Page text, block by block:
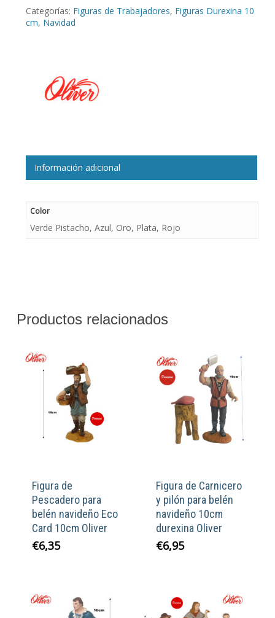
Categorías: Figuras de Trabajadores, Figuras Durexina 10
cm, Navidad
Información adicional
Color
Verde Pistacho, Azul, Oro, Plata, Rojo
Productos relacionados
Figura de
Pescadero para
belén navideño Eco
Card 10cm Oliver
€6,35
Figura de Carnicero
y pilón para belén
navideño 10cm
durexina Oliver
€6,95